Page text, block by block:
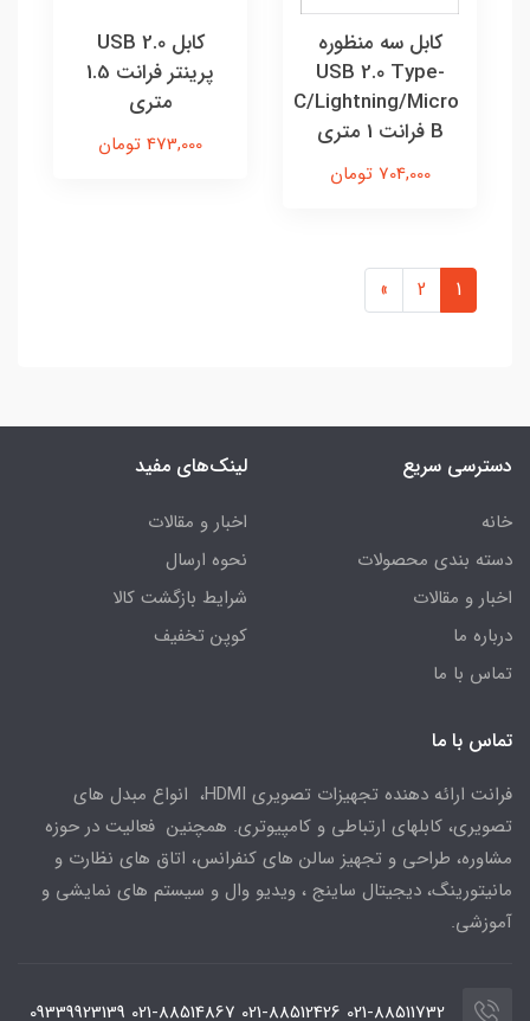
کابل سه منظوره
USB 2.0 Type-
C/Lightning/Micro
B فرانت 1 متری
704,000 تومان
کابل USB 2.0
پرینتر فرانت 1.5
متری
473,000 تومان
1
2
»
دسترسی سریع
خانه
دسته بندی محصولات
اخبار و مقالات
درباره ما
تماس با ما
لینک‌های مفید
اخبار و مقالات
نحوه ارسال
شرایط بازگشت کالا
کوپن تخفیف
تماس با ما
فرانت ارائه دهنده تجهیزات تصویری HDMI، انواع مبدل های
تصویری، کابلهای ارتباطی و کامپیوتری. همچنین فعالیت در حوزه
مشاوره، طراحی و تجهیز سالن های کنفرانس، اتاق های نظارت و
مانیتورینگ، دیجیتال ساینج ، ویدیو وال و سیستم های نمایشی و
آموزشی.
021-88511732 021-88512426 021-88514867 09339923139